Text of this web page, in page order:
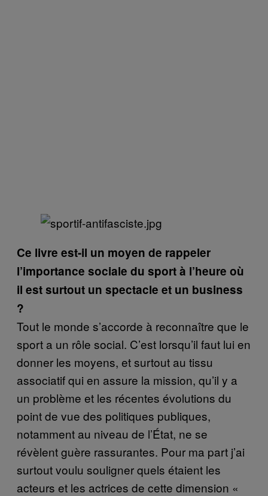
Ce livre est-il un moyen de rappeler
l’importance sociale du sport à l’heure où
il est surtout un spectacle et un business
?
Tout le monde s’accorde à reconnaître que le
sport a un rôle social. C’est lorsqu’il faut lui en
donner les moyens, et surtout au tissu
associatif qui en assure la mission, qu’il y a
un problème et les récentes évolutions du
point de vue des politiques publiques,
notamment au niveau de l’État, ne se
révèlent guère rassurantes. Pour ma part j’ai
surtout voulu souligner quels étaient les
acteurs et les actrices de cette dimension «